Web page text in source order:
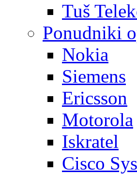
Tuš
Ponudniki
Nokia
Siemens
Ericsson
Motorola
Iskratel
Cisco